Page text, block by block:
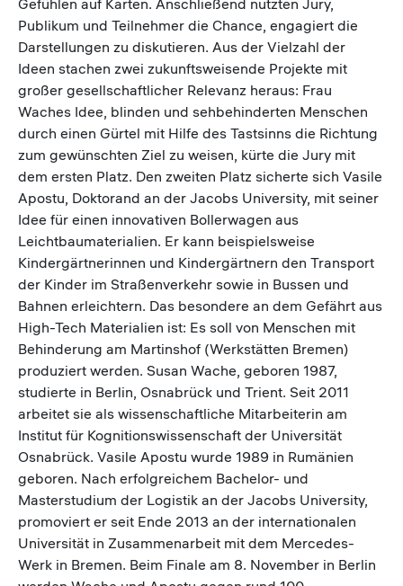
Publikum und Teilnehmer die Chance, engagiert die
Darstellungen zu diskutieren. Aus der Vielzahl der
Ideen stachen zwei zukunftsweisende Projekte mit
großer gesellschaftlicher Relevanz heraus: Frau
Waches Idee, blinden und sehbehinderten Menschen
durch einen Gürtel mit Hilfe des Tastsinns die Richtung
zum gewünschten Ziel zu weisen, kürte die Jury mit
dem ersten Platz. Den zweiten Platz sicherte sich Vasile
Apostu, Doktorand an der Jacobs University, mit seiner
Idee für einen innovativen Bollerwagen aus
Leichtbaumaterialien. Er kann beispielsweise
Kindergärtnerinnen und Kindergärtnern den Transport
der Kinder im Straßenverkehr sowie in Bussen und
Bahnen erleichtern. Das besondere an dem Gefährt aus
High-Tech Materialien ist: Es soll von Menschen mit
Behinderung am Martinshof (Werkstätten Bremen)
produziert werden. Susan Wache, geboren 1987,
studierte in Berlin, Osnabrück und Trient. Seit 2011
arbeitet sie als wissenschaftliche Mitarbeiterin am
Institut für Kognitionswissenschaft der Universität
Osnabrück. Vasile Apostu wurde 1989 in Rumänien
geboren. Nach erfolgreichem Bachelor- und
Masterstudium der Logistik an der Jacobs University,
promoviert er seit Ende 2013 an der internationalen
Universität in Zusammenarbeit mit dem Mercedes-
Werk in Bremen. Beim Finale am 8. November in Berlin